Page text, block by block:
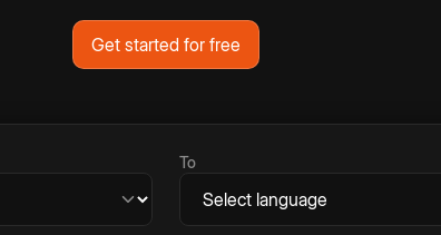
Get started for free
To